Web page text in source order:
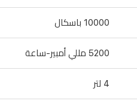
10000 باسكال
5200 مللي أمبير-ساعة
4 لتر